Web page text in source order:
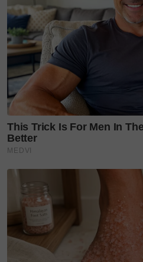
Teruskan
Hock